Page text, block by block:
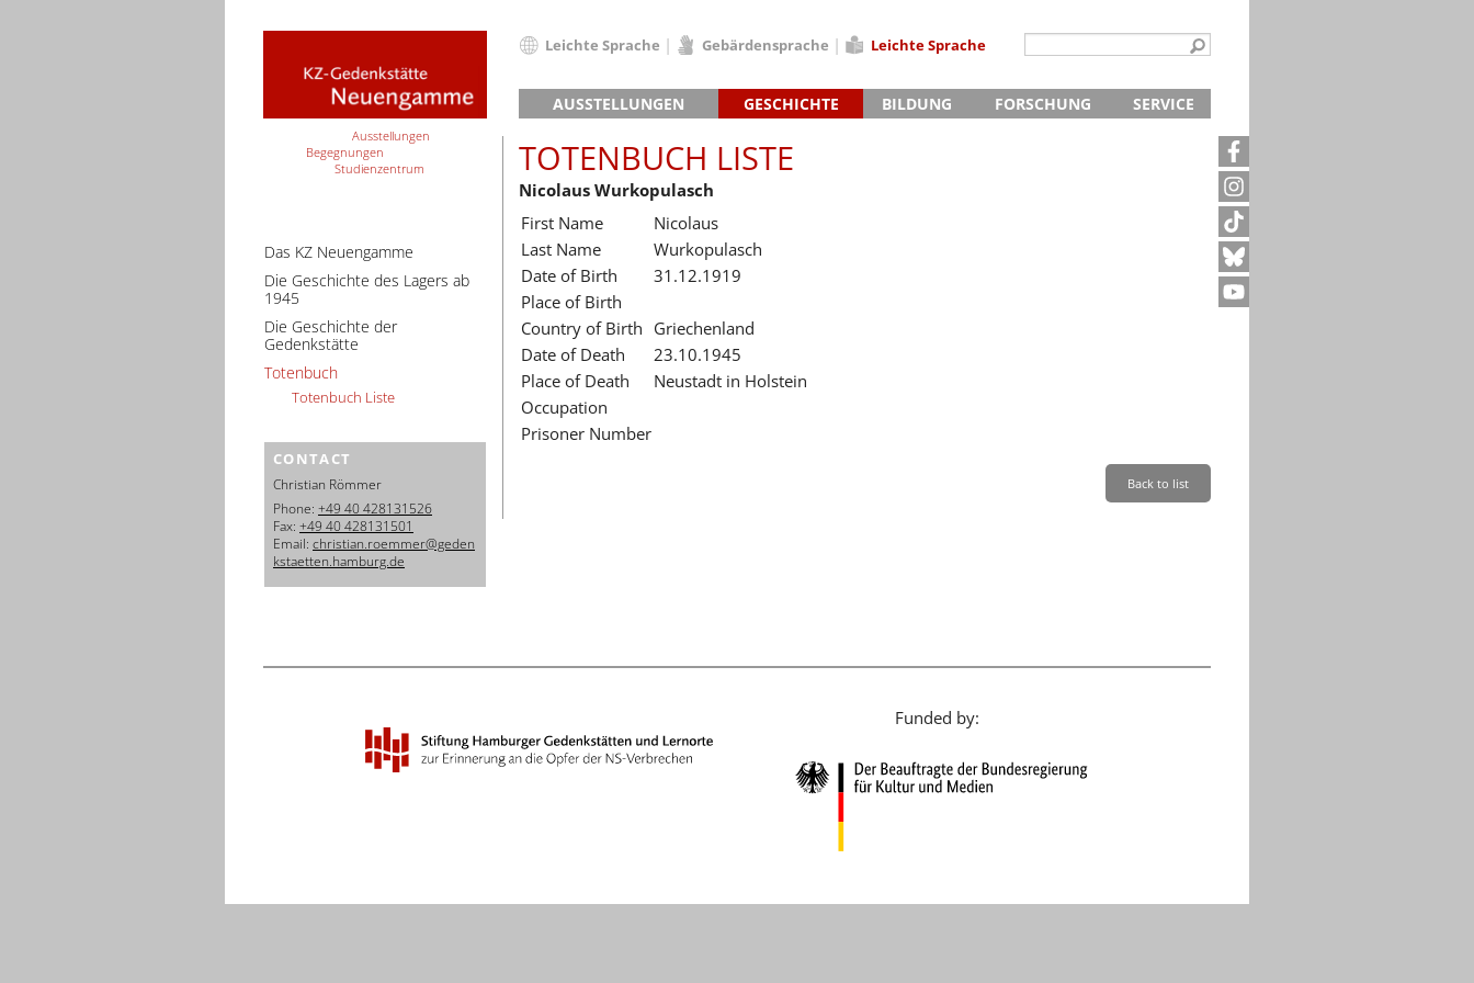
AUSSTELLUNGEN
Lager-SS
Klinkerwerk
Walther-Werke
Gefängnismauer
Haus des Gedenkens
GESCHICHTE
Die Geschichte des Lagers ab 1945
BILDUNG FORSCHUNG
SERVICE
Archivanfrage
Kurze Information
Leichte Sprache
English
Dansk
Español
Italiano
Nederlands
Português
Türkçe
Yкраїнський
Русский
עברית
Gebärdensprache Leichte Sprache
TOTENBUCH LISTE
Nicolaus Wurkopulasch
First Name
Nicolaus
Last Name
Wurkopulasch
Date of Birth
31.12.1919
Place of Birth
Country of Birth Griechenland
Date of Death
23.10.1945
Place of Death
Neustadt in Holstein
Occupation
Prisoner Number
Back to list
Ausstellungen
Begegnungen
Studienzentrum
Das KZ Neuengamme
Die Geschichte des Lagers ab
1945
Die Geschichte der
Gedenkstätte
Totenbuch
Totenbuch Liste
CONTACT
Christian Römmer
Phone: +49 40 428131526
Fax: +49 40 428131501
Email: christian.roemmer@geden
kstaetten.hamburg.de
Funded by: